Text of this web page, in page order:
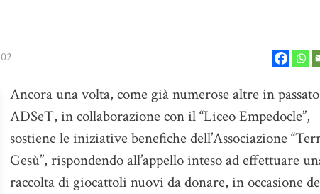
Ancora una volta, come già numerose altre in
ADSeT, in collaborazione con il “Liceo Empedocle”,
sostiene le iniziative benefiche dell’Associazione
Gesù”, rispondendo all’appello inteso ad effettuare
raccolta di giocattoli nuovi da donare, in occasione